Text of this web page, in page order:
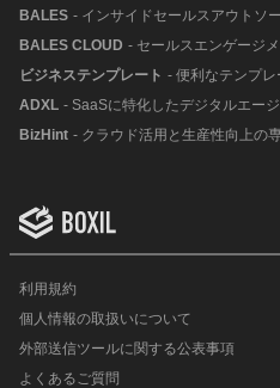
BALES - インサイドセールスアウトソ
BALES CLOUD - セールスエンゲージ
ビジネステンプレート - 便利なテンプ
ADXL - SaaSに特化したデジタルエー
BizHint - クラウド活用と生産性向上の
利用規約
個人情報の取扱いについて
外部送信ツールに関する公表事項
よくあるご質問